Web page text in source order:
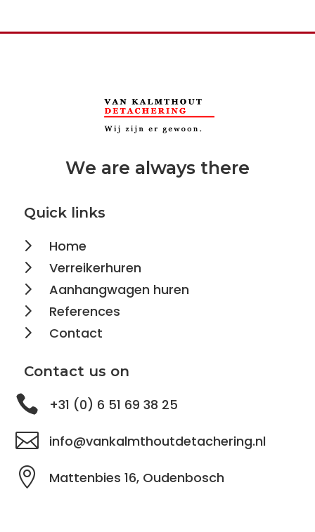
We are always there
Quick links
5 Home
5 Verreikerhuren
5 Aanhangwagen huren
5 References
5 Contact
Contact us on
 +31 (0) 6 51 69 38 25
 info@vankalmthoutdetachering.nl
 Mattenbies 16, Oudenbosch